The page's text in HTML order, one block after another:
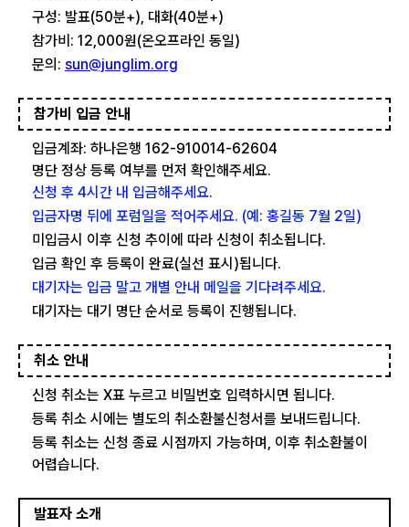
구성: 발표(50분+), 대화(40분+)
참가비: 12,000원(온오프라인 동일)
문의: sun@junglim.org
참가비 입금 안내
입금계좌: 하나은행 162-910014-62604
명단 정상 등록 여부를 먼저 확인해주세요.
신청 후 4시간 내 입금해주세요.
입금자명 뒤에 포럼일을 적어주세요. (예: 홍길동 7월 2일)
미입금시 이후 신청 추이에 따라 신청이 취소됩니다.
입금 확인 후 등록이 완료(실선 표시)됩니다.
대기자는 입금 말고 개별 안내 메일을 기다려주세요.
대기자는 대기 명단 순서로 등록이 진행됩니다.
취소 안내
신청 취소는 X표 누르고 비밀번호 입력하시면 됩니다.
등록 취소 시에는 별도의 취소환불신청서를 보내드립니다.
등록 취소는 신청 종료 시점까지 가능하며, 이후 취소환불이
어렵습니다.
발표자 소개